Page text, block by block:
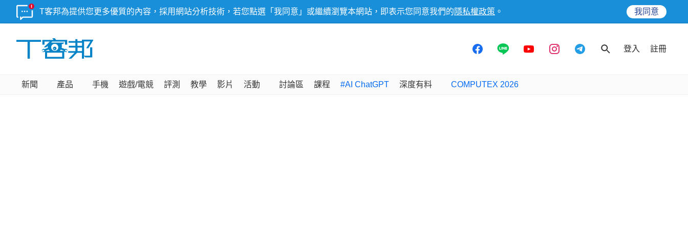
T客邦為提供您更多優質的內容，採用網站分析技術，若您點選「我同意」或繼續瀏覽本網站，即表示您同意我們的 隱私權政策 。 我同意
登入 註冊
新聞 產品 手機 遊戲/電競 評測 教學 影片 活動 討論區 課程 #AI ChatGPT 深度有料 COMPUTEX 2026